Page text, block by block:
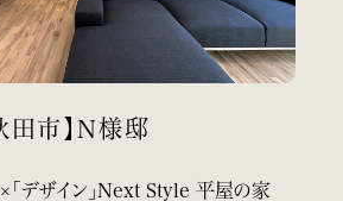
田市】N様邸
×「デザイン」Next Style 平屋の家